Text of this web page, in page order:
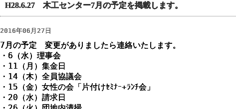
H28.6.27 木工センター7月の予定を掲載します。
2016年06月27日
7月の予定 変更がありましたら連絡いたします。
・6（水）理事会
・11（月）集金日
・14（木）全員協議会
・15（金）女性の会「片付けｾﾐﾅｰ+ﾗﾝﾁ会」
・20（水）請求日